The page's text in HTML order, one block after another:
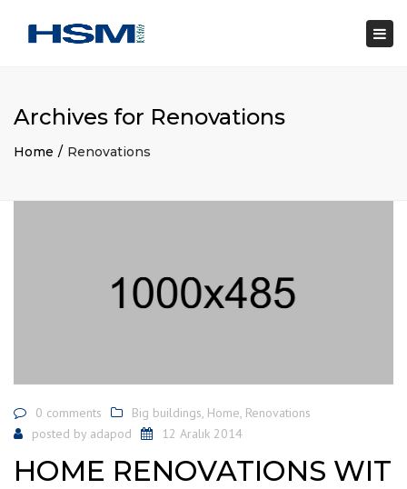
Archives for Renovations
Home Renovations
0 comments Big buildings, Home, Renovations
posted by adapod 12 Aralık 2014
HOME RENOVATIONS WIT